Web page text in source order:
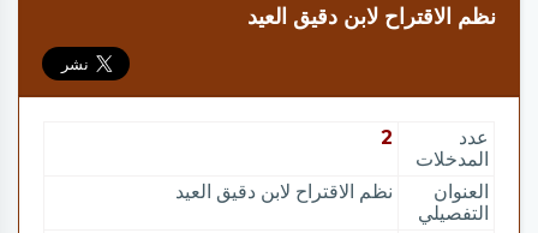
نظم الاقتراح لابن دقيق العيد
عدد
المدخلات
2
العنوان
التفصيلي
نظم الاقتراح لابن دقيق العيد